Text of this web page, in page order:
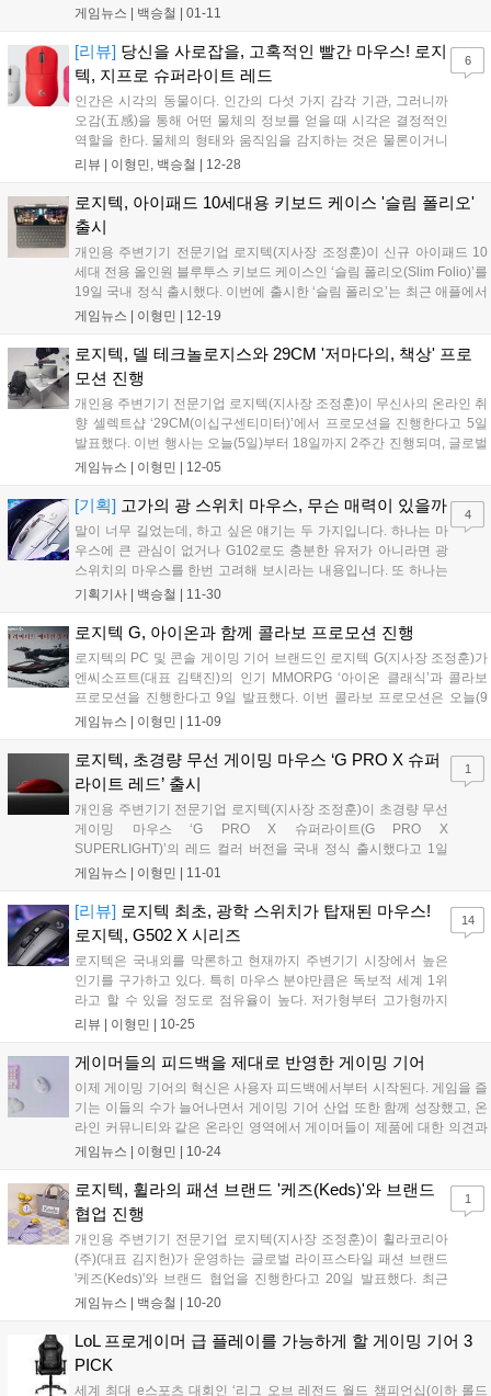
바 있는 로지텍에서는 앞으로도 오프라인 매장 수를 점진적으로 확대하
단독 브랜드샵은 현대프리미엄 아울렛 송도점, 현대백화점 판교점, 에버
랜드에서 운영 중이다....
게임뉴스 | 백승철 01-11
[리뷰] 당신을 사로잡을, 고혹적인 빨간 마우스! 로지
텍, 지프로 슈퍼라이트 레드
인간은 시각의 동물이다. 인간의 다섯 가지 감각 기관, 그러니까
오감(五感)을 통해 어떤 물체의 정보를 얻을 때 시각은 결정적인
역할을 한다. 물체의 형태와 움직임을 감지하는 것은 물론이거니
와, 색상까지 구별하여 심리 상태나 감정에 영향을 미치기까지 하
하고 주요 연구 대상이 되어왔다. 시각을...
리뷰 | 이형민, 백승철 12-28
6
로지텍, 아이패드 10세대용 키보드 케이스 '슬림 폴리오'
출시
개인용 주변기기 전문기업 로지텍(지사장 조정훈)이 신규 아이패드 10
세대 전용 올인원 블루투스 키보드 케이스인 ‘슬림 폴리오(Slim Folio)’를
19일 국내 정식 출시했다. 이번에 출시한 ‘슬림 폴리오’는 최근 애플에서
새로 출시한 아이패드 10세대와 호환되는 얇고 가벼운 올인원 키보드 케
게임뉴스 | 이형민 12-19
로지텍, 델 테크놀로지스와 29CM '저마다의, 책상' 프로
모션 진행
개인용 주변기기 전문기업 로지텍(지사장 조정훈)이 무신사의 온라인 취
향 셀렉트샵 ‘29CM(이십구센티미터)’에서 프로모션을 진행한다고 5일
발표했다. 이번 행사는 오늘(5일)부터 18일까지 2주간 진행되며, 글로벌
IT 기업 델 테크놀로지스 (Dell Technologies)와 함께한다. 사무용 웹캠
게임뉴스 | 이형민 12-05
[기획] 고가의 광 스위치 마우스, 무슨 매력이 있을까
말이 너무 길었는데, 하고 싶은 얘기는 두 가지입니다. 하나는 마
우스에 큰 관심이 없거나 G102로도 충분한 유저가 아니라면 광
스위치의 마우스를 한번 고려해 보시라는 내용입니다. 또 하나는
마우스를 좋아하는 사람들 사이에서 "로지텍 다 좋은데 더블클릭,
데, 드디어 그 문제를 종결시킨 마우스가 올해 4분기에 출시했다
는 내용입니다....
기획기사 | 백승철 11-30
4
로지텍 G, 아이온과 함께 콜라보 프로모션 진행
로지텍의 PC 및 콘솔 게이밍 기어 브랜드인 로지텍 G(지사장 조정훈)가
엔씨소프트(대표 김택진)의 인기 MMORPG ‘아이온 클래식’과 콜라보
프로모션을 진행한다고 9일 발표했다. 이번 콜라보 프로모션은 오늘(9
일) 진행된 아이온 클래식 ‘레버넌트’ 업데이트와 함께 공개 된 아이온 클
용...
게임뉴스 | 이형민 11-09
로지텍, 초경량 무선 게이밍 마우스 ‘G PRO X 슈퍼
라이트 레드’ 출시
개인용 주변기기 전문기업 로지텍(지사장 조정훈)이 초경량 무선
게이밍 마우스 ‘G PRO X 슈퍼라이트(G PRO X
SUPERLIGHT)’의 레드 컬러 버전을 국내 정식 출시했다고 1일
밝혔다. 그동안 G PRO X 슈퍼라이트는 게임 플레이에 최적화된
이머들에게 전폭적인 사랑과 관심을 받아왔다....
게임뉴스 | 이형민 11-01
1
[리뷰] 로지텍 최초, 광학 스위치가 탑재된 마우스!
로지텍, G502 X 시리즈
로지텍은 국내외를 막론하고 현재까지 주변기기 시장에서 높은
인기를 구가하고 있다. 특히 마우스 분야만큼은 독보적 세계 1위
라고 할 수 있을 정도로 점유율이 높다. 저가형부터 고가형까지
가격 대비 성능이 우수하다는 평이 대부분이며, 고질병으로 불리
로지텍 G 마우스는 프로게이머 대상 제품으로 G...
리뷰 | 이형민 10-25
14
게이머들의 피드백을 제대로 반영한 게이밍 기어
이제 게이밍 기어의 혁신은 사용자 피드백에서부터 시작된다. 게임을 즐
기는 이들의 수가 늘어나면서 게이밍 기어 산업 또한 함께 성장했고, 온
라인 커뮤니티와 같은 온라인 영역에서 게이머들이 제품에 대한 의견과
피드백을 적극적으로 개진하고 교류하게 되었기 때문이다. 이전에는 소
용했다면, 이...
게임뉴스 | 이형민 10-24
로지텍, 휠라의 패션 브랜드 '케즈(Keds)'와 브랜드
협업 진행
개인용 주변기기 전문기업 로지텍(지사장 조정훈)이 휠라코리아
(주)(대표 김지헌)가 운영하는 글로벌 라이프스타일 패션 브랜드
'케즈(Keds)'와 브랜드 협업을 진행한다고 20일 발표했다. 최근
로지텍은 소비자의 니즈에 부합하는 다양한 디자인 요소를 자사
최초 스니커즈 브랜드로 100년이 넘는 역사를 지닌 케즈는 특유
의 아이코닉한 감성을 담아낸 패션 아이템을 선보이며 소비자들
게임뉴스 | 백승철 10-20
1
LoL 프로게이머 급 플레이를 가능하게 할 게이밍 기어 3
PICK
세계 최대 e스포츠 대회인 ‘리그 오브 레전드 월드 챔피언십(이하 롤드